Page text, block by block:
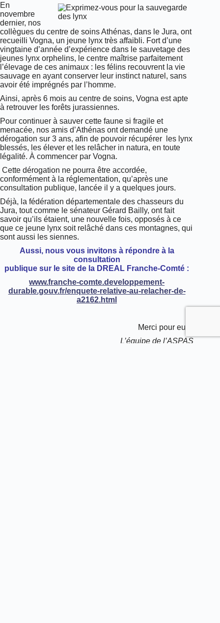
En
novembre
dernier, nos
collègues du centre de soins Athénas, dans le Jura, ont
recueilli Vogna, un jeune lynx très affaibli. Fort d’une
vingtaine d’année d’expérience dans le sauvetage des
jeunes lynx orphelins, le centre maîtrise parfaitement
l’élevage de ces animaux : les félins recouvrent la vie
sauvage en ayant conserver leur instinct naturel, sans
avoir été imprégnés par l’homme.
Ainsi, après 6 mois au centre de soins, Vogna est apte
à retrouver les forêts jurassiennes.
Pour continuer à sauver cette faune si fragile et
menacée, nos amis d’Athénas ont demandé une
dérogation sur 3 ans, afin de pouvoir récupérer les lynx
blessés, les élever et les relâcher in natura, en toute
légalité. À commencer par Vogna.
Cette dérogation ne pourra être accordée,
conformément à la réglementation, qu’après une
consultation publique, lancée il y a quelques jours.
Déjà, la fédération départementale des chasseurs du
Jura, tout comme le sénateur Gérard Bailly, ont fait
savoir qu’ils étaient, une nouvelle fois, opposés à ce
que ce jeune lynx soit relâché dans ces montagnes, qui
sont aussi les siennes.
Aussi, nous vous invitons à répondre à la
consultation
publique sur le site de la DREAL Franche-Comté :
www.franche-comte.developpement-
durable.gouv.fr/enquete-relative-au-relacher-de-
a2162.html
Merci pour eux.
L’équipe de l’ASPAS